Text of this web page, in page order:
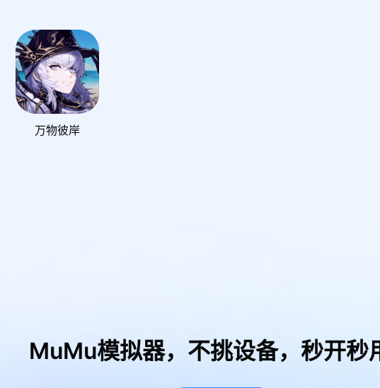
万物彼岸
MuMu模拟器， 不挑设备，秒开秒